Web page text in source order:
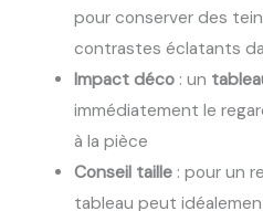
pour conserver des
contrastes éclatants
Impact déco: un
immédiatement le
à la pièce
Conseil taille: pour un
tableau peut